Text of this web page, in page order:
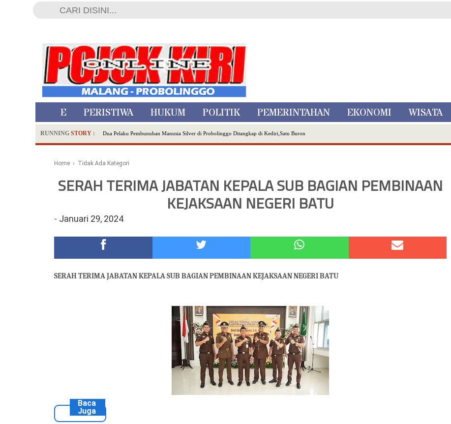
HOME PERISTIWA HUKUM POLITIK PEMERINTAHAN EKONOMI WISATA
RUNNING STORY : Dua Pelaku Pembunuhan Manusia Silver di Probolinggo Ditangkap di Kediri,Satu Buron
SDN Sumberejo 02 Kota Batu Kembangkan Program Inovasi Literasi Melalui LASKAR JODA, Usung Filosofi Gelar Sehelai Tikar
Polsek Wonoasih Perkuat Ketahanan Pangan Lewat Dialog Bersama Petani
Tugu Tirta Usung 'Smart Water City' di Indonesia City Expo APEKSI XVIII Medan
Meriah,Peringati Hari Bhayangkara ke-80,Polres Batu Gelar Kapolres Cup 9 Ball Tournament,Gandeng Carabao Bistro & Pool Batu HQ Total Hadiah Rp
Healing-Healing Ke-Malang Batu Jangan Lupa Mampir Ke-Waroeng Tani Dau Malang,Dijamin Ketagihan,Ini Sebabnya
Home › Tidak Ada Kategori
SERAH TERIMA JABATAN KEPALA SUB BAGIAN PEMBINAAN
KEJAKSAAN NEGERI BATU
- Januari 29, 2024
SERAH TERIMA JABATAN KEPALA SUB BAGIAN PEMBINAAN KEJAKSAAN NEGERI BATU
Baca
Juga